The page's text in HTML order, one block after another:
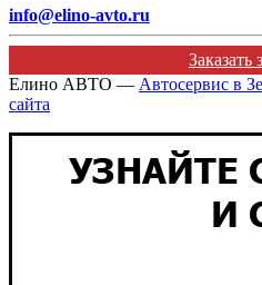
info@elino-avto.ru
Заказать
Елино АВТО — Автосервис в
сайта